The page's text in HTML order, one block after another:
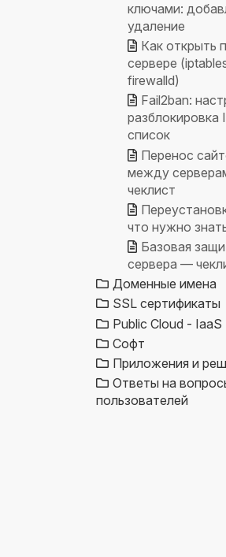
ключами:
удаление
Как открыть
сервере
firewalld)
Fail2ban:
разблокировка
список
Перенос
между
чеклист
что нужно
Базовая
сервера —
Доменные имена
SSL сертификаты
Public Cloud - IaaS
Софт
Приложения и
Ответы на
пользователей